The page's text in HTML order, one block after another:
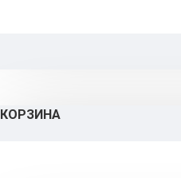
КОРЗИНА